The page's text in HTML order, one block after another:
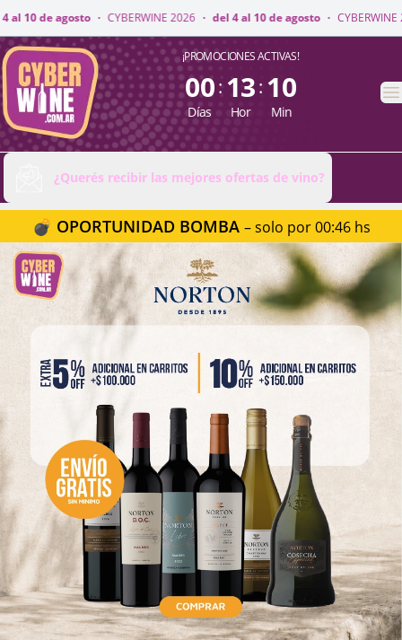
2026 · del 4 al 10 de agosto · CYBERWINE 2026 · del 4 al 10 de agosto ·
CyberWine ¡PROMOCIONES ACTIVAS!
00
Días
: 13
Hor
: 10
Min
¿Querés recibir las mejores ofertas de vino?
💣 OPORTUNIDAD BOMBA – solo por 00:46 hs